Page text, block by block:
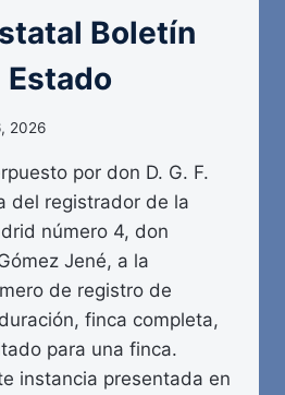
Boletín
2026
por don D. G. F.
del registrador de la
número 4, don
Jené, a la
de registro de
finca completa,
para una finca.
instancia presentada en